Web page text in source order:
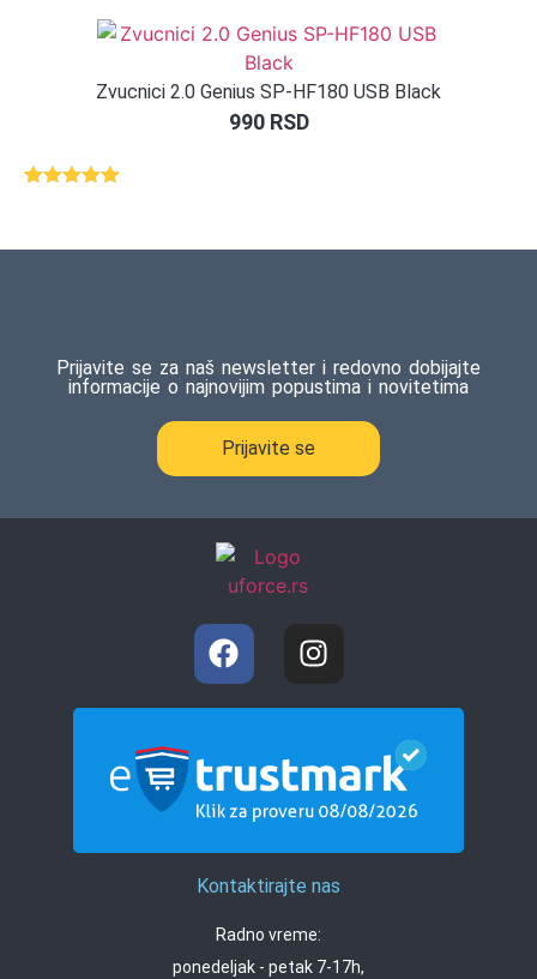
Zvucnici 2.0 Genius SP-HF180 USB Black
990 RSD
ocene
Prijavite se za naš newsletter i redovno dobijajte
informacije o najnovijim popustima i novitetima
Prijavite se
Kontaktirajte nas
Radno vreme:
ponedeljak - petak 7-17h,